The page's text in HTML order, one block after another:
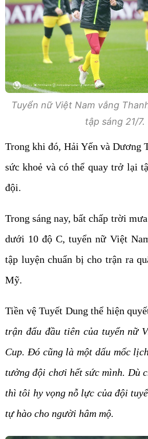
Tuyển nữ Việt Nam vắng
tập sáng 21/7.
Trong khi đó, Hải Yến và Dương
sức khoẻ và có thể quay trở lại
đội.
Trong sáng nay, bất chấp trời
dưới 10 độ C, tuyển nữ Việt
tập luyện chuẩn bị cho trận ra
Mỹ.
Tiền vệ Tuyết Dung thể hiện
trận đấu đầu tiên của tuyển nữ
Cup. Đó cũng là một dấu mốc
tưởng đội chơi hết sức mình. Dù
thì tôi hy vọng nỗ lực của đội
tự hào cho người hâm mộ.